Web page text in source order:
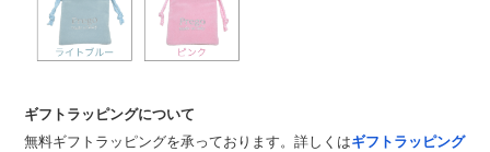
ギフトラッピングについて
無料ギフトラッピングを承っております。詳しくはギフトラッピング